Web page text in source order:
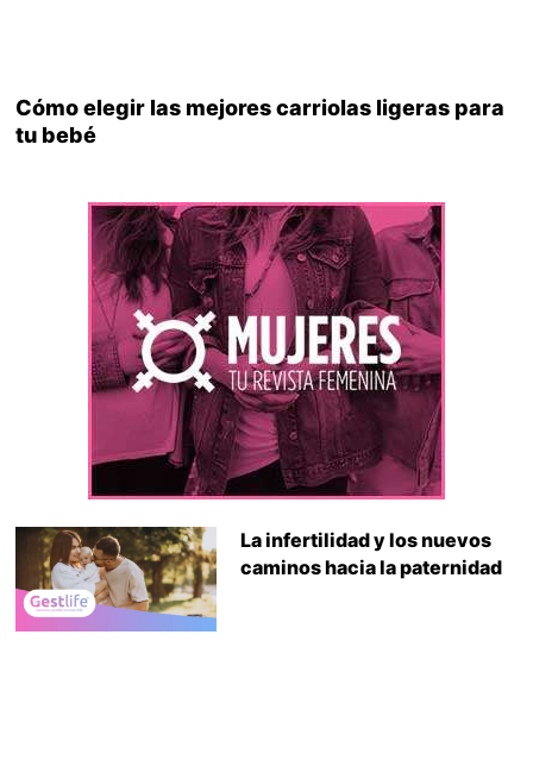
Cómo elegir las mejores carriolas ligeras para
tu bebé
La infertilidad y los nuevos
caminos hacia la paternidad